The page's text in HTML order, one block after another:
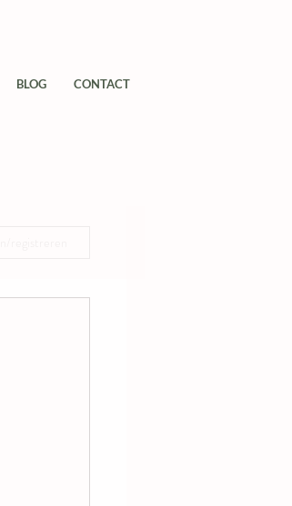
BLOG CONTACT